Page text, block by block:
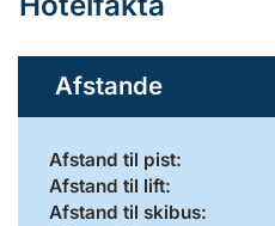
Afstande
Afstand til pist:
Afstand til lift:
Afstand til skibus: